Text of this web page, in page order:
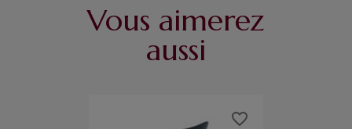
Vous aimerez
aussi
favorite_border